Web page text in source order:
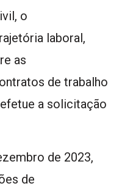
o
laboral,
as
de trabalho
a solicitação
de 2023,
de